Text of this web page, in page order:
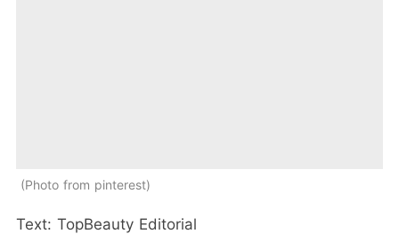
Photo from pinterest
Text: TopBeauty Editorial